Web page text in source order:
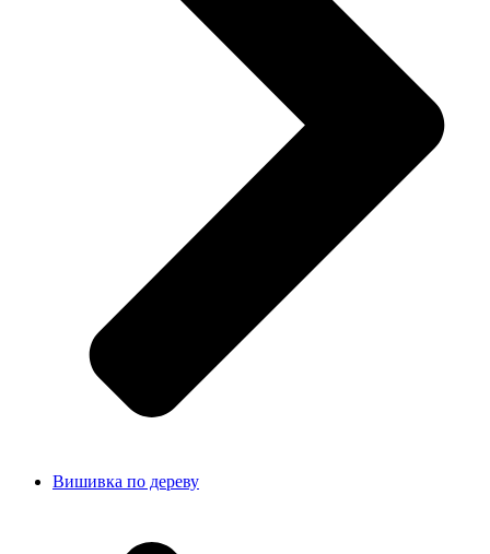
Вишивка по дереву